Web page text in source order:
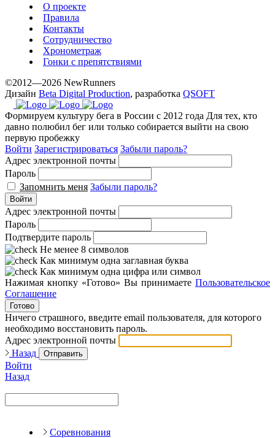
О проекте
Правила
Контакты
Сотрудничество
Хронометраж
Гонки с препятствиями
©2012—2026 NewRunners
Дизайн Beta Digital Production, разработка QSOFT
Формируем культуру бега в России с 2012 года Для тех, кто
давно полюбил бег или только собирается выйти на свою
первую пробежку
Войти Зарегистрироваться Забыли пароль?
Адрес электронной почты
Пароль
Запомнить меня Забыли пароль?
Войти
Адрес электронной почты
Пароль
Подтвердите пароль
Не менее 8 символов
Как минимум одна заглавная буква
Как минимум одна цифра или символ
Нажимая кнопку «Готово» Вы принимаете Пользовательское
Соглашение
Готово
Ничего страшного, введите email пользователя, для которого
необходимо восстановить пароль.
Адрес электронной почты
Назад
Отправить
Войти
Назад
Соревнования